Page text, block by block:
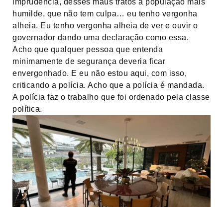
humilde, que não tem culpa… eu tenho vergonha
alheia. Eu tenho vergonha alheia de ver e ouvir o
governador dando uma declaração como essa.
Acho que qualquer pessoa que entenda
minimamente de segurança deveria ficar
envergonhado. E eu não estou aqui, com isso,
criticando a polícia. Acho que a polícia é mandada.
A polícia faz o trabalho que foi ordenado pela classe
política.